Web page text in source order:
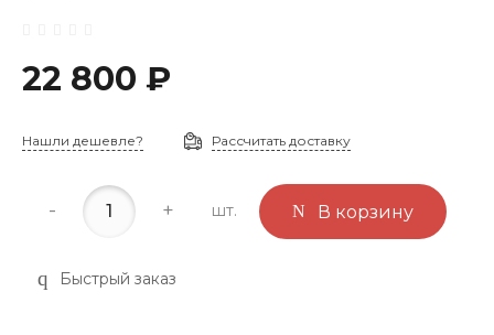
22 800 ₽
Нашли дешевле? Рассчитать доставку
- + шт. В корзину
Быстрый заказ